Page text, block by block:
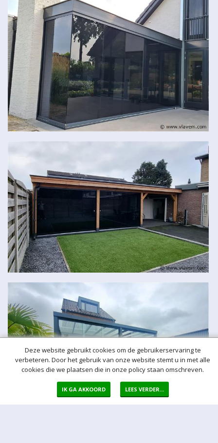
Deze website gebruikt cookies om de gebruikerservaring te
verbeteren. Door het gebruik van onze website stemt u in met alle
cookies die we plaatsen die in onze policy staan omschreven.
IK GA AKKOORD LEES VERDER...